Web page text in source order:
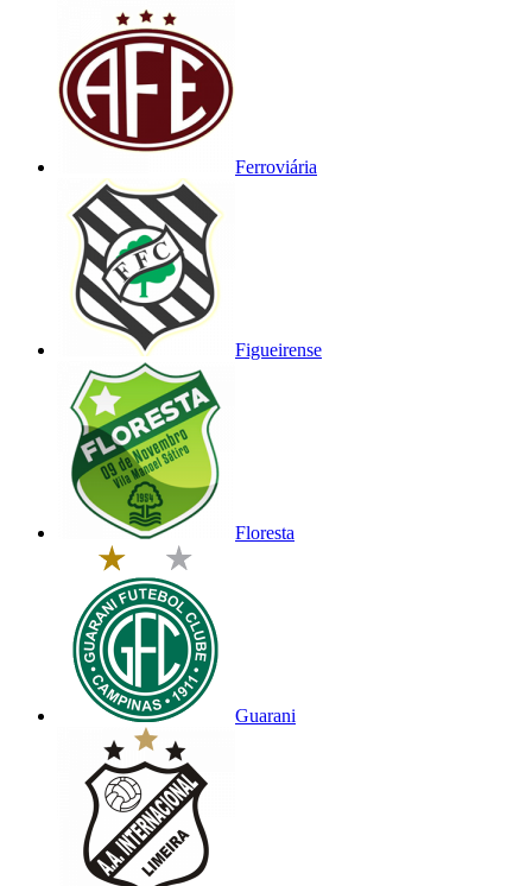
Ferroviária
Figueirense
Floresta
Guarani